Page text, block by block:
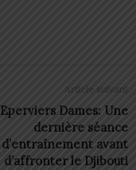
Article suivant
Eperviers Dames: Une
dernière séance
d’entraînement avant
d’affronter le Djibouti